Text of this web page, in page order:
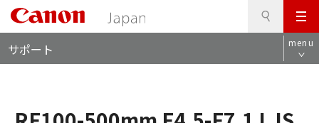
メ
ニ
ュ
サポート menu